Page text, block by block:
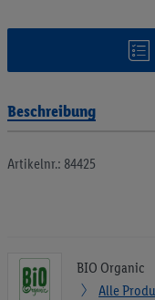
Beschreibung
Artikelnr.: 84425
BIO Organic
Alle